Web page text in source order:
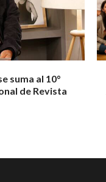
suma al 10°
de Revista